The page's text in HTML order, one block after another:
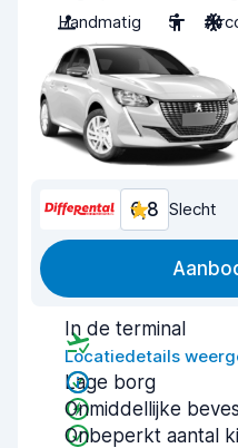
Handmatig
5
6,8 Slecht
In de terminal
Locatiedetails
Lage borg
Onmiddellijke
Onbeperkt aantal